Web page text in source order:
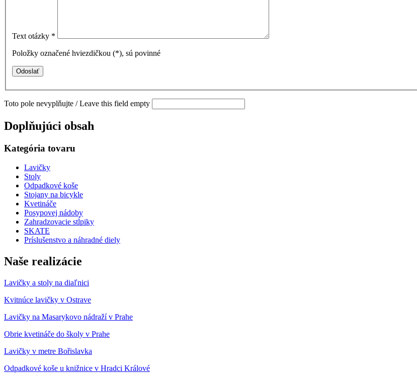
Text otázky *
Položky označené hviezdičkou (*), sú povinné
Toto pole nevyplňujte / Leave this field empty
Doplňujúci obsah
Kategória tovaru
Lavičky
Stoly
Odpadkové koše
Stojany na bicykle
Kvetináče
Posypovej nádoby
Zahradzovacie stĺpiky
SKATE
Príslušenstvo a náhradné diely
Naše realizácie
Lavičky a stoly na diaľnici
Kvitnúce lavičky v Ostrave
Lavičky na Masarykovo nádraží v Prahe
Obrie kvetináče do školy v Prahe
Lavičky v metre Bořislavka
Odpadkové koše u knižnice v Hradci Králové